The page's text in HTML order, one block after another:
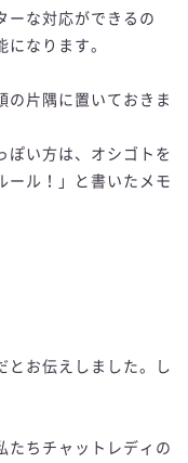
ーな対応ができるの
になります。
の片隅に置いておきま
ぽい方は、オシゴトを
ール！」と書いたメモ
とお伝えしました。し
たちチャットレディの